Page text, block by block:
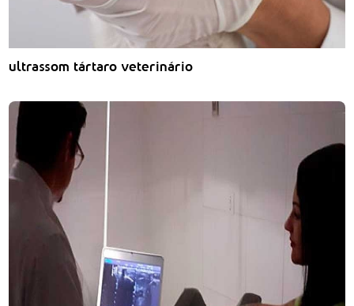
ultrassom tártaro veterinário